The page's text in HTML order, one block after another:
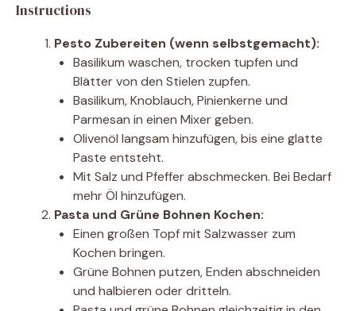
Instructions
Pesto Zubereiten (wenn selbstgemacht):
Basilikum waschen, trocken tupfen und
Blätter von den Stielen zupfen.
Basilikum, Knoblauch, Pinienkerne und
Parmesan in einen Mixer geben.
Olivenöl langsam hinzufügen, bis eine glatte
Paste entsteht.
Mit Salz und Pfeffer abschmecken. Bei Bedarf
mehr Öl hinzufügen.
Pasta und Grüne Bohnen Kochen:
Einen großen Topf mit Salzwasser zum
Kochen bringen.
Grüne Bohnen putzen, Enden abschneiden
und halbieren oder dritteln.